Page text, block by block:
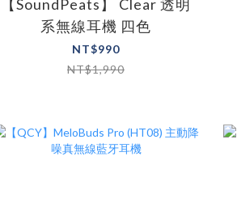
【SoundPeats】 Clear 透明
系無線耳機 四色
NT$990
NT$1,990